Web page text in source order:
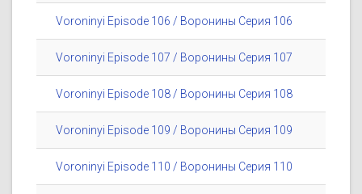
Voroninyi Episode 106 / Воронины Серия 106
Voroninyi Episode 107 / Воронины Серия 107
Voroninyi Episode 108 / Воронины Серия 108
Voroninyi Episode 109 / Воронины Серия 109
Voroninyi Episode 110 / Воронины Серия 110